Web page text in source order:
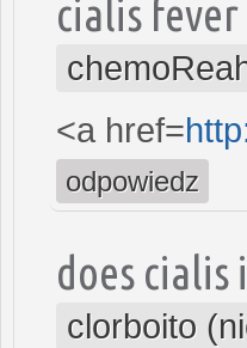
cialis fever
<a href=
odpowiedz
does cialis
clorboito